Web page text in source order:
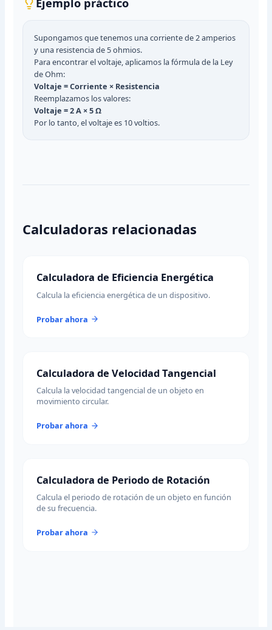
Ejemplo práctico
Supongamos que tenemos una corriente de 2 amperios
y una resistencia de 5 ohmios.
Para encontrar el voltaje, aplicamos la fórmula de la Ley
de Ohm:
Voltaje = Corriente × Resistencia
Reemplazamos los valores:
Voltaje = 2 A × 5 Ω
Por lo tanto, el voltaje es 10 voltios.
Calculadoras relacionadas
Calculadora de Eficiencia Energética
Calcula la eficiencia energética de un dispositivo.
Probar ahora
Calculadora de Velocidad Tangencial
Calcula la velocidad tangencial de un objeto en
movimiento circular.
Probar ahora
Calculadora de Periodo de Rotación
Calcula el periodo de rotación de un objeto en función
de su frecuencia.
Probar ahora